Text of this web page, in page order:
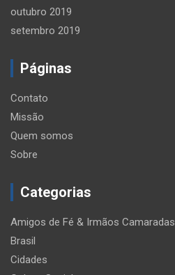
outubro 2019
setembro 2019
Páginas
Contato
Missão
Quem somos
Sobre
Categorias
Amigos de Fé & Irmãos Camaradas
Brasil
Cidades